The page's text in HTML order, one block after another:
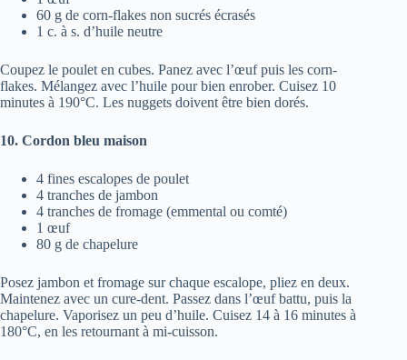
60 g de corn-flakes non sucrés écrasés
1 c. à s. d’huile neutre
Coupez le poulet en cubes. Panez avec l’œuf puis les corn-
flakes. Mélangez avec l’huile pour bien enrober. Cuisez 10
minutes à 190°C. Les nuggets doivent être bien dorés.
10. Cordon bleu maison
4 fines escalopes de poulet
4 tranches de jambon
4 tranches de fromage (emmental ou comté)
1 œuf
80 g de chapelure
Posez jambon et fromage sur chaque escalope, pliez en deux.
Maintenez avec un cure-dent. Passez dans l’œuf battu, puis la
chapelure. Vaporisez un peu d’huile. Cuisez 14 à 16 minutes à
180°C, en les retournant à mi-cuisson.